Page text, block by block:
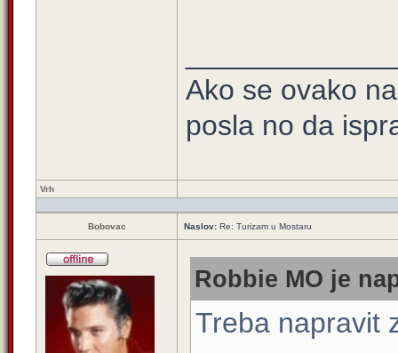
Ako se ovako
posla no da
Vrh
Bobovac Naslov: Re: Turizam u Mostaru
Robbie MO je
Treba napravit